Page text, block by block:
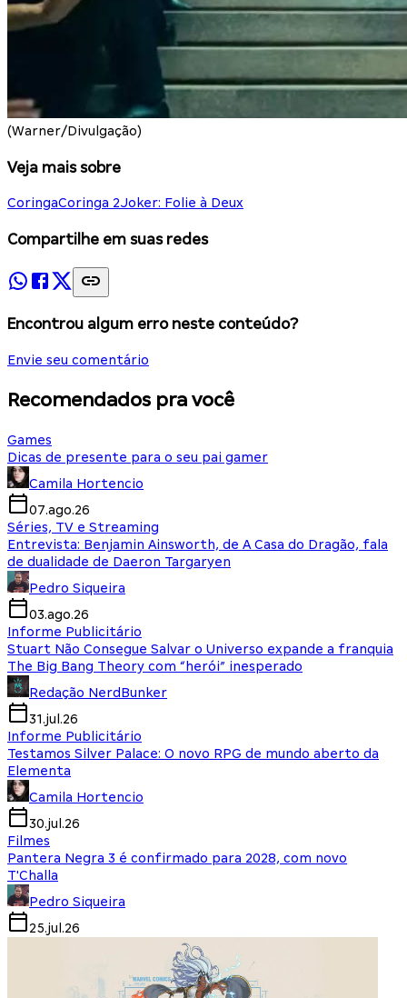
(Warner/Divulgação)
Veja mais sobre
CoringaCoringa 2Joker: Folie à Deux
Compartilhe em suas redes
Encontrou algum erro neste conteúdo?
Envie seu comentário
Recomendados pra você
Games
Dicas de presente para o seu pai gamer
Camila Hortencio
07.ago.26
Séries, TV e Streaming
Entrevista: Benjamin Ainsworth, de A Casa do Dragão, fala
de dualidade de Daeron Targaryen
Pedro Siqueira
03.ago.26
Informe Publicitário
Stuart Não Consegue Salvar o Universo expande a franquia
The Big Bang Theory com “herói” inesperado
Redação NerdBunker
31.jul.26
Informe Publicitário
Testamos Silver Palace: O novo RPG de mundo aberto da
Elementa
Camila Hortencio
30.jul.26
Filmes
Pantera Negra 3 é confirmado para 2028, com novo
T'Challa
Pedro Siqueira
25.jul.26